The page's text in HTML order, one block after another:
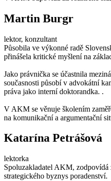
Martin Burgr
lektor, konzultant
Působila ve výkonné radě
přinášela kritické myšlení na
Jako právnička se účastnila
současnosti působí v advokátní
práva jako interní doktorandka. .
V AKM se věnuje školením
na komunikační a argumentační
Katarína Petrášová
lektorka
Spoluzakladatel AKM, zodpovídá
strategického byznys poradenství.